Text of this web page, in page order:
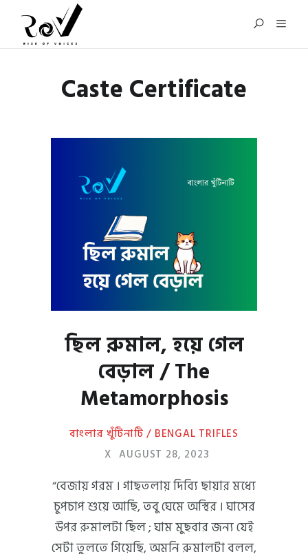
Caste Certificate
ছিল রুমাল, হয়ে গেল
বেড়াল / The
Metamorphosis
বাংলার খুঁটিনাটি / BENGAL TRIFLES
X AUGUST 28, 2023
“বেজায় গরম । গাছতলায় দিব্যি ছায়ার মধ্যে
চুপচাপ শুয়ে আছি, তবু ঘেমে অস্থির । ঘাসের
উপর রুমালটা ছিল ; ঘাম মুছবার জন্য যেই
সেটা তুলতে গিয়েছি, অমনি রুমালটা বলল,